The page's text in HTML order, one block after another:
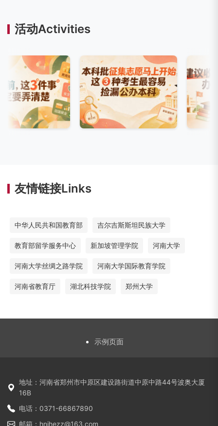
活动Activities
友情链接Links
中华人民共和国教育部 吉尔吉斯斯坦民族大学
教育部留学服务中心 新加坡管理学院 河南大学
河南大学丝绸之路学院 河南大学国际教育学院
河南省教育厅 湖北科技学院 郑州大学
示例页面
地址：河南省郑州市中原区建设路街道中原中路44号波奥大厦
16B
电话：0371-66867890
邮箱：hnihezz@163.com